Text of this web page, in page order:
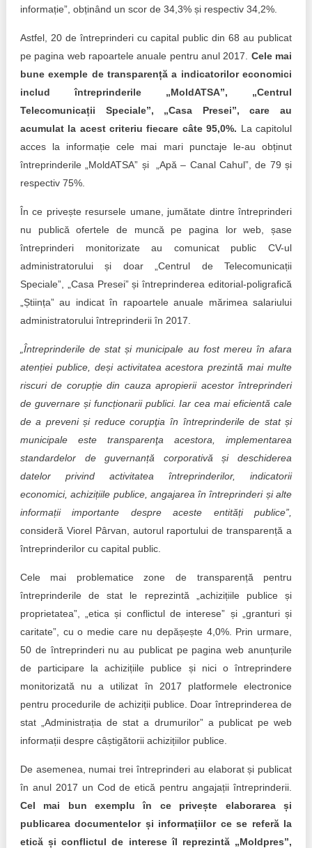
informație”, obținând un scor de 34,3% și respectiv 34,2%.
Astfel, 20 de întreprinderi cu capital public din 68 au publicat
pe pagina web rapoartele anuale pentru anul 2017. Cele mai
bune exemple de transparență a indicatorilor economici
includ întreprinderile „MoldATSA”, „Centrul
Telecomunicații Speciale”, „Casa Presei”, care au
acumulat la acest criteriu fiecare câte 95,0%. La capitolul
acces la informație cele mai mari punctaje le-au obținut
întreprinderile „MoldATSA” și „Apă – Canal Cahul”, de 79 și
respectiv 75%.
În ce privește resursele umane, jumătate dintre întreprinderi
nu publică ofertele de muncă pe pagina lor web, șase
întreprinderi monitorizate au comunicat public CV-ul
administratorului și doar „Centrul de Telecomunicații
Speciale”, „Casa Presei” și întreprinderea editorial-poligrafică
„Știința” au indicat în rapoartele anuale mărimea salariului
administratorului întreprinderii în 2017.
„Întreprinderile de stat și municipale au fost mereu în afara
atenției publice, deși activitatea acestora prezintă mai multe
riscuri de corupție din cauza apropierii acestor întreprinderi
de guvernare și funcționarii publici. Iar cea mai eficientă cale
de a preveni și reduce corupţia în întreprinderile de stat și
municipale este transparenţa acestora, implementarea
standardelor de guvernanță corporativă și deschiderea
datelor privind activitatea întreprinderilor, indicatorii
economici, achizițiile publice, angajarea în întreprinderi și alte
informații importante despre aceste entități publice”,
consideră Viorel Pârvan, autorul raportului de transparență a
întreprinderilor cu capital public.
Cele mai problematice zone de transparență pentru
întreprinderile de stat le reprezintă „achizițiile publice și
proprietatea”, „etica și conflictul de interese” și „granturi și
caritate”, cu o medie care nu depășește 4,0%. Prin urmare,
50 de întreprinderi nu au publicat pe pagina web anunțurile
de participare la achizițiile publice și nici o întreprindere
monitorizată nu a utilizat în 2017 platformele electronice
pentru procedurile de achiziții publice. Doar întreprinderea de
stat „Administrația de stat a drumurilor” a publicat pe web
informații despre câștigătorii achizițiilor publice.
De asemenea, numai trei întreprinderi au elaborat și publicat
în anul 2017 un Cod de etică pentru angajații întreprinderii.
Cel mai bun exemplu în ce privește elaborarea și
publicarea documentelor și informațiilor ce se referă la
etică și conflictul de interese îl reprezintă „Moldpres”,